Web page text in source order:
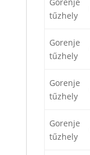
Gorenje
tűzhely
Gorenje
tűzhely
Gorenje
tűzhely
Gorenje
tűzhely